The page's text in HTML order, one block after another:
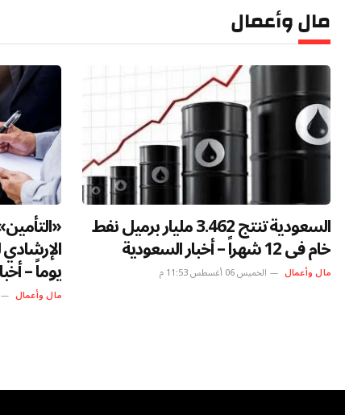
الهويات وتحديد الحصيلة النهائية للضحايا. اعلان
اعلان وكان انفجار ناجم عن…
مال وأعمال
«أومودا 4» قادمة إلى السعودية وفي
جعبتها رؤية جديدة للتنقل الذكي
للسائقين الشباب – أخبار السعودية
مليار
مال وأعمال